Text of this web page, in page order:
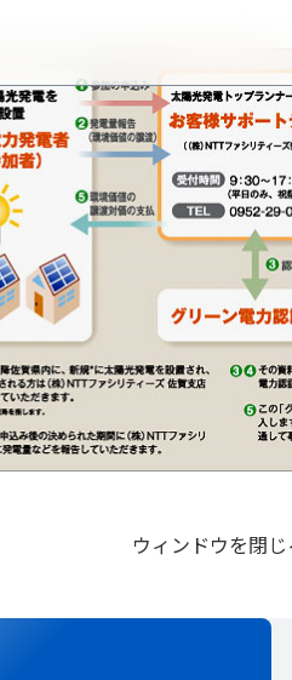
ウィンドウを閉